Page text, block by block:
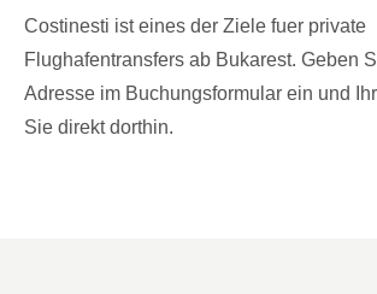
Costinesti ist eines der Ziele fuer private
Flughafentransfers ab Bukarest. Geben
Adresse im Buchungsformular ein und
Sie direkt dorthin.